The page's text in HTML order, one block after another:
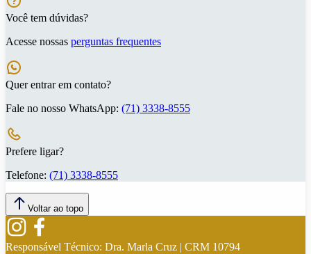
Você tem dúvidas?
Acesse nossas perguntas frequentes
Quer entrar em contato?
Fale no nosso WhatsApp: (71) 3338-8555
Prefere ligar?
Telefone: (71) 3338-8555
Voltar ao topo
Responsável Técnico: Dra. Marla Cruz | CRM 10794